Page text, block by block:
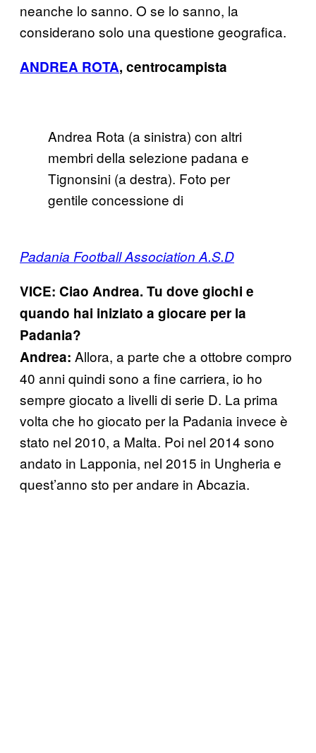
neanche lo sanno. O se lo sanno, la
considerano solo una questione geografica.
ANDREA ROTA, centrocampista
Andrea Rota (a sinistra) con altri
membri della selezione padana e
Tignonsini (a destra). Foto per
gentile concessione di
Padania Football Association A.S.D
VICE: Ciao Andrea. Tu dove giochi e
quando hai iniziato a giocare per la
Padania?
Andrea: Allora, a parte che a ottobre compro
40 anni quindi sono a fine carriera, io ho
sempre giocato a livelli di serie D. La prima
volta che ho giocato per la Padania invece è
stato nel 2010, a Malta. Poi nel 2014 sono
andato in Lapponia, nel 2015 in Ungheria e
quest’anno sto per andare in Abcazia.